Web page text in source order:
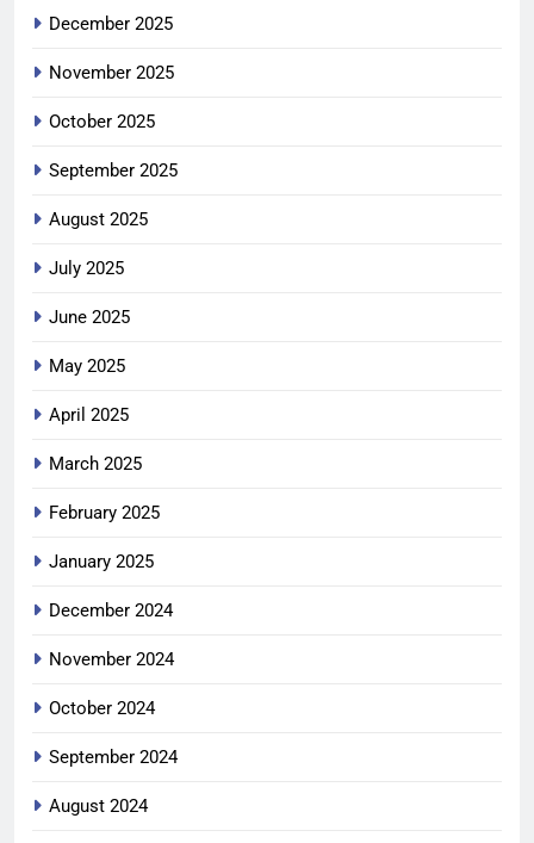
December 2025
November 2025
October 2025
September 2025
August 2025
July 2025
June 2025
May 2025
April 2025
March 2025
February 2025
January 2025
December 2024
November 2024
October 2024
September 2024
August 2024